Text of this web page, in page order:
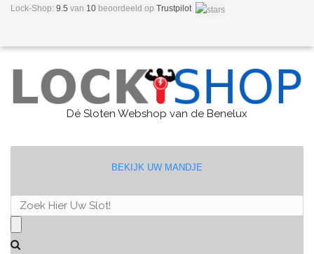
Lock-Shop: 9.5 van 10 beoordeeld op Trustpilot
Dé Sloten Webshop van de Benelux
BEKIJK UW MANDJE